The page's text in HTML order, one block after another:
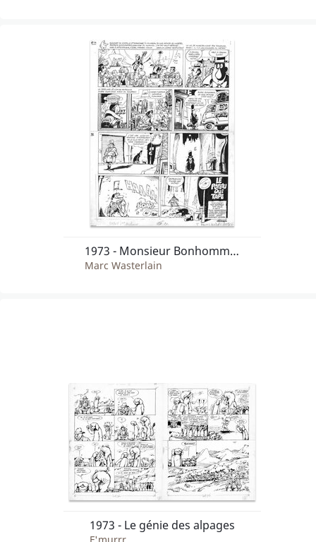
1973 - Monsieur Bonhomme, "Le poteau qui tape"
Marc Wasterlain
1973 - Le génie des alpages